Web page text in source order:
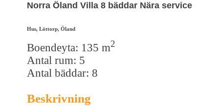
Norra Öland Villa 8 bäddar Nära service
Hus, Löttorp, Öland
Boendeyta: 135 m2
Antal rum: 5
Antal bäddar: 8
Beskrivning